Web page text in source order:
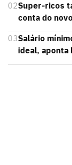
02Super-ricos
conta do
03Salário
ideal, aponta